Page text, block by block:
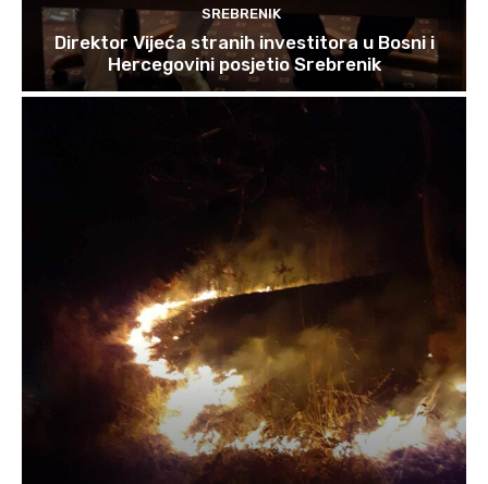
SREBRENIK
Direktor Vijeća stranih investitora u Bosni i
Hercegovini posjetio Srebrenik